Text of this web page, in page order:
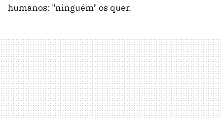
humanos: "ninguém" os quer.